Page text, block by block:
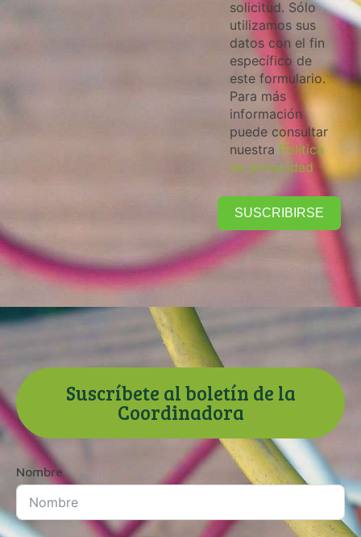
solicitud. Sólo
utilizamos sus
datos con el fin
específico de
este formulario.
Para más
información
puede consultar
nuestra Política
de privacidad
SUSCRIBIRSE
Suscríbete al boletín de la
Coordinadora
Nombre